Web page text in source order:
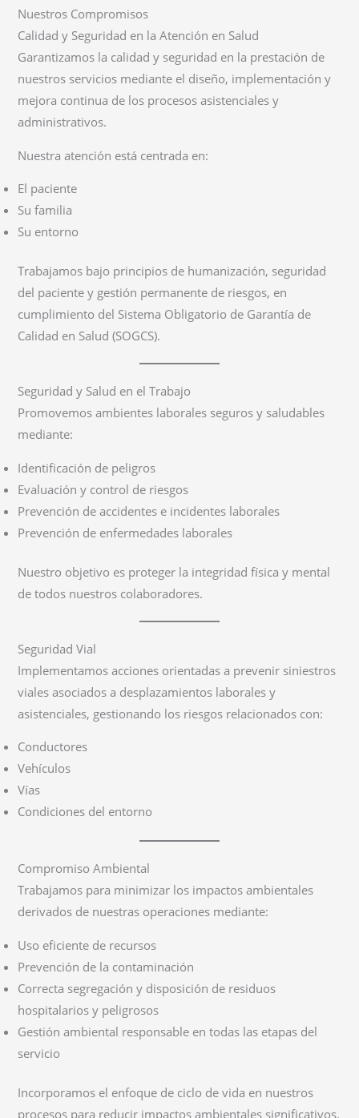
Nuestros Compromisos
Calidad y Seguridad en la Atención en Salud
Garantizamos la calidad y seguridad en la prestación de
nuestros servicios mediante el diseño, implementación y
mejora continua de los procesos asistenciales y
administrativos.
Nuestra atención está centrada en:
El paciente
Su familia
Su entorno
Trabajamos bajo principios de humanización, seguridad
del paciente y gestión permanente de riesgos, en
cumplimiento del Sistema Obligatorio de Garantía de
Calidad en Salud (SOGCS).
Seguridad y Salud en el Trabajo
Promovemos ambientes laborales seguros y saludables
mediante:
Identificación de peligros
Evaluación y control de riesgos
Prevención de accidentes e incidentes laborales
Prevención de enfermedades laborales
Nuestro objetivo es proteger la integridad física y mental
de todos nuestros colaboradores.
Seguridad Vial
Implementamos acciones orientadas a prevenir siniestros
viales asociados a desplazamientos laborales y
asistenciales, gestionando los riesgos relacionados con:
Conductores
Vehículos
Vías
Condiciones del entorno
Compromiso Ambiental
Trabajamos para minimizar los impactos ambientales
derivados de nuestras operaciones mediante:
Uso eficiente de recursos
Prevención de la contaminación
Correcta segregación y disposición de residuos
hospitalarios y peligrosos
Gestión ambiental responsable en todas las etapas del
servicio
Incorporamos el enfoque de ciclo de vida en nuestros
procesos para reducir impactos ambientales significativos.